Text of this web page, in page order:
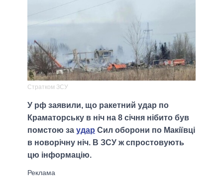
Стратком ЗСУ
У рф заявили, що ракетний удар по
Краматорську в ніч на 8 січня нібито був
помстою за удар Сил оборони по Макіївці
в новорічну ніч. В ЗСУ ж спростовують
цю інформацію.